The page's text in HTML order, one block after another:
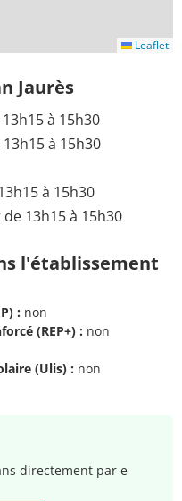
Leaflet
Jaurès
à 15h30
à 15h30
à 15h30
13h15 à 15h30
l'établissement
: non
(REP+) : non
(Ulis) : non
directement par e-